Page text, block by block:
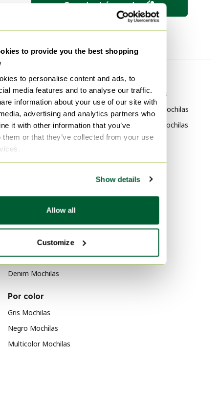
to provide you the best shopping
to personalise content and ads, to
media features and to analyse our traffic.
information about your use of our site with
advertising and analytics partners who
it with other information that you’ve
them or that they’ve collected from your use
Show details
Allow all
Customize
Guardar búsqueda
Por categoría
Marrón Bolsos
Marrón Bolsos de hombro
Marrón Bolsos cruzados
Marrón Bolsos de mano
Por marca
Chanel Mochilas
Saint Laurent Mochilas
Louis Vuitton Mochilas
Por material
Nailon Mochilas
Cuero Mochilas
Denim Mochilas
Por color
Gris Mochilas
Negro Mochilas
Multicolor Mochilas